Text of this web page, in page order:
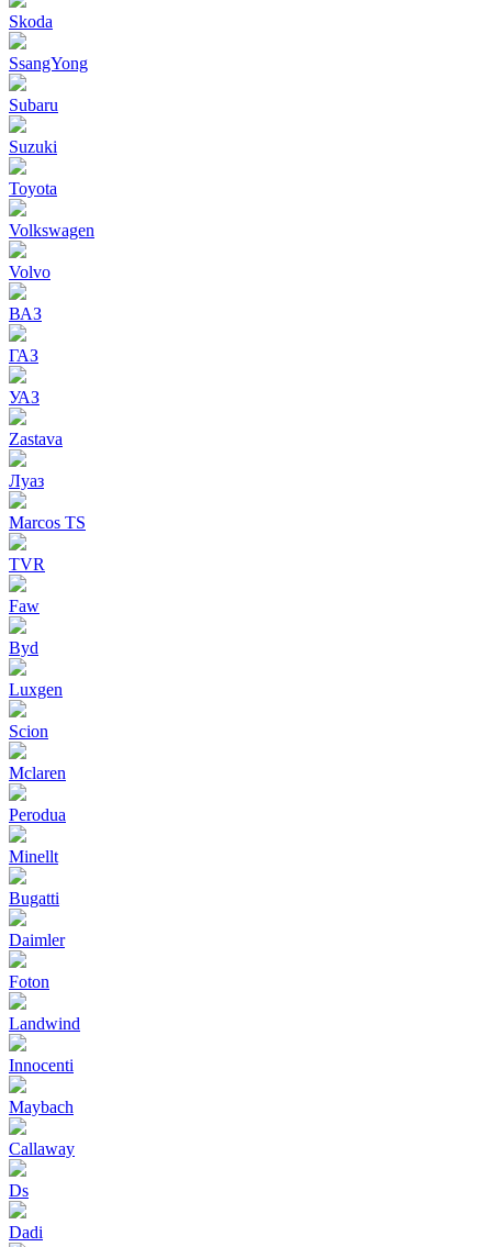
Skoda
SsangYong
Subaru
Suzuki
Toyota
Volkswagen
Volvo
ВАЗ
ГАЗ
УАЗ
Zastava
Луаз
Marcos TS
TVR
Faw
Byd
Luxgen
Scion
Mclaren
Perodua
Minellt
Bugatti
Daimler
Foton
Landwind
Innocenti
Maybach
Callaway
Ds
Dadi